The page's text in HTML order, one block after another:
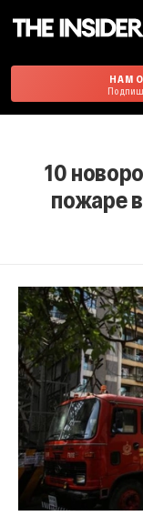
НАМ
10
пожаре